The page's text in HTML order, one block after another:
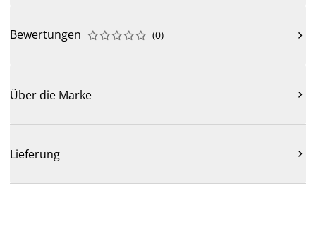
Bewertungen 




 (0) 
Über die Marke 
Lieferung 